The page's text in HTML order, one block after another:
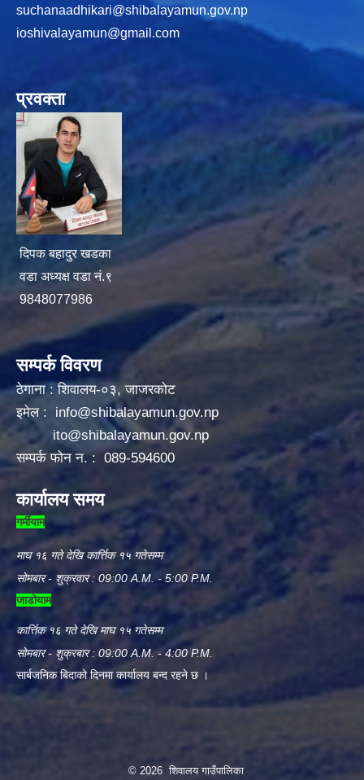
suchanaadhikari@shibalayamun.gov.np
ioshivalayamun@gmail.com
प्रवक्ता
दिपक बहादुर खडका
वडा अध्यक्ष वडा नं.९
9848077986
सम्पर्क विवरण
ठेगाना : शिवालय-०३, जाजरकोट
इमेल : info@shibalayamun.gov.np
ito@shibalayamun.gov.np
सम्पर्क फोन न. : 089-594600
कार्यालय समय
गर्मीयाम
माघ १६ गते देखि कार्त्तिक १५ गतेसम्म
सोमबार - शुक्रवार : 09:00 A.M. - 5:00 P.M.
जाडोयाम
कार्त्तिक १६ गते देखि माघ १५ गतेसम्म
सोमबार - शुक्रबार : 09:00 A.M. - 4:00 P.M.
सार्बजनिक बिदाको दिनमा कार्यालय बन्द रहने छ ।
© 2026 शिवालय गाउँपालिका